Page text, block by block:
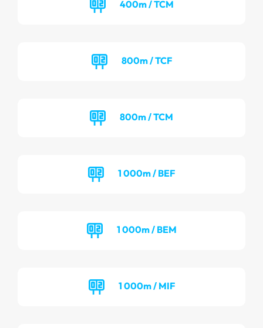
400m / TCM
800m / TCF
800m / TCM
1 000m / BEF
1 000m / BEM
1 000m / MIF